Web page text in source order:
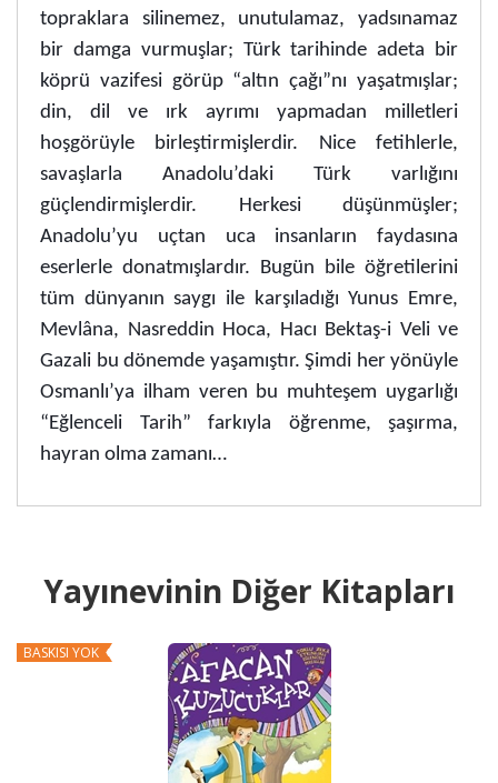
topraklara silinemez, unutulamaz, yadsınamaz
bir damga vurmuşlar; Türk tarihinde adeta bir
köprü vazifesi görüp “altın çağı”nı yaşatmışlar;
din, dil ve ırk ayrımı yapmadan milletleri
hoşgörüyle birleştirmişlerdir. Nice fetihlerle,
savaşlarla Anadolu’daki Türk varlığını
güçlendirmişlerdir. Herkesi düşünmüşler;
Anadolu’yu uçtan uca insanların faydasına
eserlerle donatmışlardır. Bugün bile öğretilerini
tüm dünyanın saygı ile karşıladığı Yunus Emre,
Mevlâna, Nasreddin Hoca, Hacı Bektaş-i Veli ve
Gazali bu dönemde yaşamıştır. Şimdi her yönüyle
Osmanlı’ya ilham veren bu muhteşem uygarlığı
“Eğlenceli Tarih” farkıyla öğrenme, şaşırma,
hayran olma zamanı…
Yayınevinin Diğer Kitapları
BASKISI YOK